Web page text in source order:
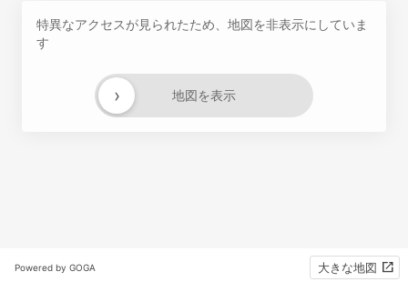
特異なアクセスが見られたため、地図を非表示にしていま
す
地図を表示
›
Powered by GOGA 大きな地図